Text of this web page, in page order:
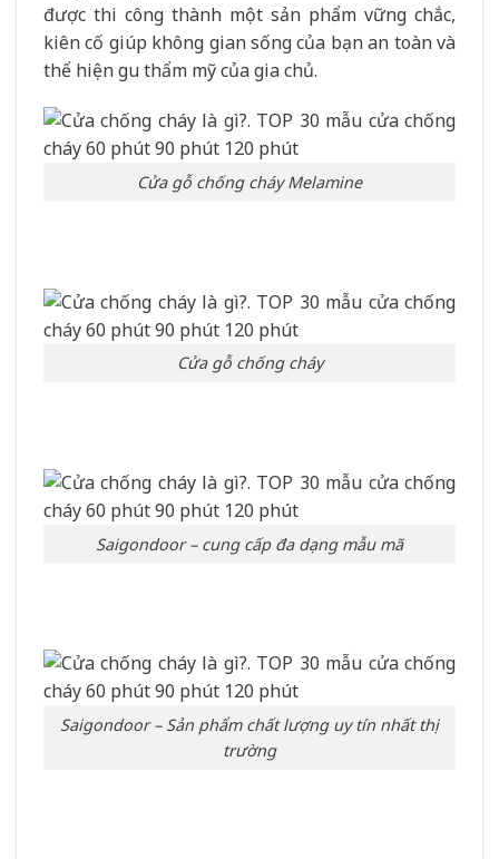
được thi công thành một sản phẩm vững chắc,
kiên cố giúp không gian sống của bạn an toàn và
thể hiện gu thẩm mỹ của gia chủ.
Cửa gỗ chống cháy Melamine
Cửa gỗ chống cháy
Saigondoor – cung cấp đa dạng mẫu mã
Saigondoor – Sản phẩm chất lượng uy tín nhất thị
trường